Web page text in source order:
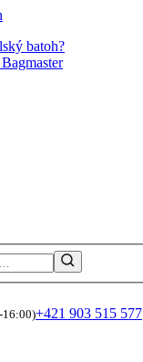
batoh?
16:00)+421 903 515 577